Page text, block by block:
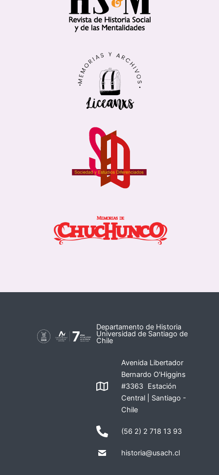
Departamento de Historia
Universidad de Santiago de
Chile
Avenida Libertador
Bernardo O'Higgins
#3363 Estación
Central | Santiago -
Chile
(56 2) 2 718 13 93
historia@usach.cl